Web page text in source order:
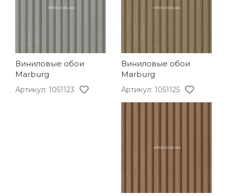
Виниловые обои
Marburg
Артикул: 1051123
Виниловые обои
Marburg
Артикул: 1051125